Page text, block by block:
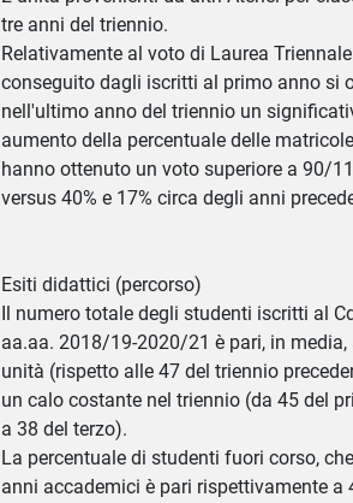
tre anni del triennio.
Relativamente al voto di Laurea Triennale
conseguito dagli iscritti al primo anno si
nell'ultimo anno del triennio un
aumento della percentuale delle
hanno ottenuto un voto superiore a 90/
versus 40% e 17% circa degli anni
Esiti didattici (percorso)
Il numero totale degli studenti iscritti al
aa.aa. 2018/19-2020/21 è pari, in media,
unità (rispetto alle 47 del triennio
un calo costante nel triennio (da 45 del
a 38 del terzo).
La percentuale di studenti fuori corso,
anni accademici è pari rispettivamente a